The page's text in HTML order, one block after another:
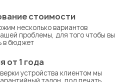
стоимости
несколько вариантов
проблемы, для того чтобы вы
в бюджет
от 1 года
устройства клиентом мы